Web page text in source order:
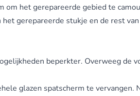
het gerepareerde gebied te
gerepareerde stukje en de rest
beperkter. Overweeg de
glazen spatscherm te